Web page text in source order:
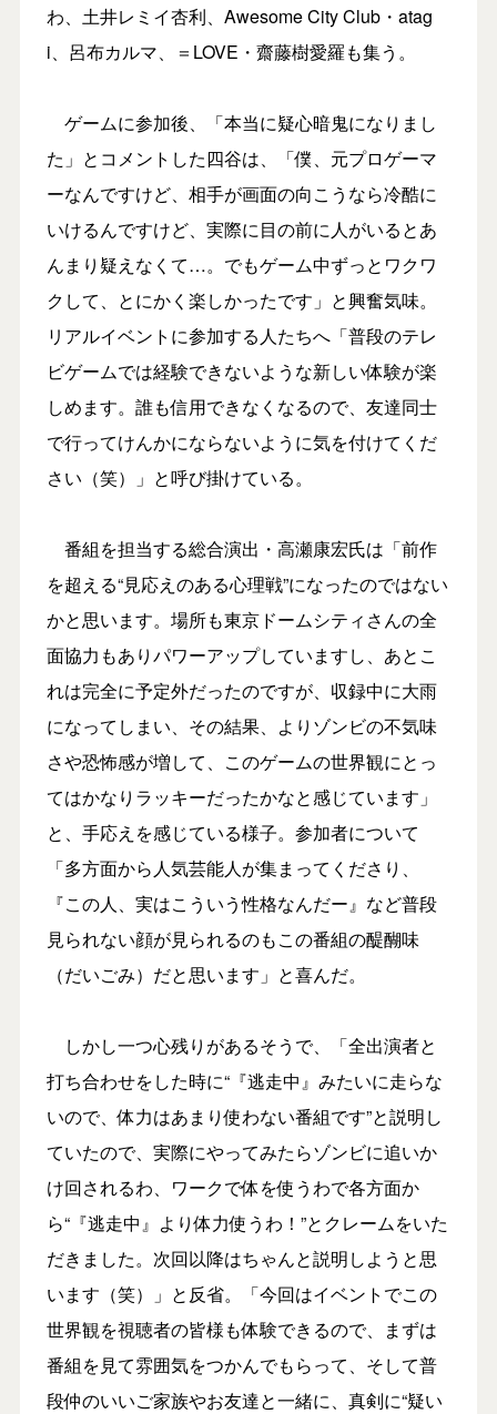
わ、土井レミイ杏利、Awesome City Club・atag
i、呂布カルマ、＝LOVE・齋藤樹愛羅も集う。
ゲームに参加後、「本当に疑心暗鬼になりまし
た」とコメントした四谷は、「僕、元プロゲーマ
ーなんですけど、相手が画面の向こうなら冷酷に
いけるんですけど、実際に目の前に人がいるとあ
んまり疑えなくて…。でもゲーム中ずっとワクワ
クして、とにかく楽しかったです」と興奮気味。
リアルイベントに参加する人たちへ「普段のテレ
ビゲームでは経験できないような新しい体験が楽
しめます。誰も信用できなくなるので、友達同士
で行ってけんかにならないように気を付けてくだ
さい（笑）」と呼び掛けている。
番組を担当する総合演出・高瀬康宏氏は「前作
を超える“見応えのある心理戦”になったのではない
かと思います。場所も東京ドームシティさんの全
面協力もありパワーアップしていますし、あとこ
れは完全に予定外だったのですが、収録中に大雨
になってしまい、その結果、よりゾンビの不気味
さや恐怖感が増して、このゲームの世界観にとっ
てはかなりラッキーだったかなと感じています」
と、手応えを感じている様子。参加者について
「多方面から人気芸能人が集まってくださり、
『この人、実はこういう性格なんだー』など普段
見られない顔が見られるのもこの番組の醍醐味
（だいごみ）だと思います」と喜んだ。
しかし一つ心残りがあるそうで、「全出演者と
打ち合わせをした時に“『逃走中』みたいに走らな
いので、体力はあまり使わない番組です”と説明し
ていたので、実際にやってみたらゾンビに追いか
け回されるわ、ワークで体を使うわで各方面か
ら“『逃走中』より体力使うわ！”とクレームをいた
だきました。次回以降はちゃんと説明しようと思
います（笑）」と反省。「今回はイベントでこの
世界観を視聴者の皆様も体験できるので、まずは
番組を見て雰囲気をつかんでもらって、そして普
段仲のいいご家族やお友達と一緒に、真剣に“疑い